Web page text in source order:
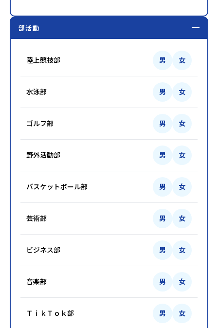
部活動
陸上競技部 男 女
水泳部 男 女
ゴルフ部 男 女
野外活動部 男 女
バスケットボール部 男 女
芸術部 男 女
ビジネス部 男 女
音楽部 男 女
ＴｉｋＴｏｋ部 男 女